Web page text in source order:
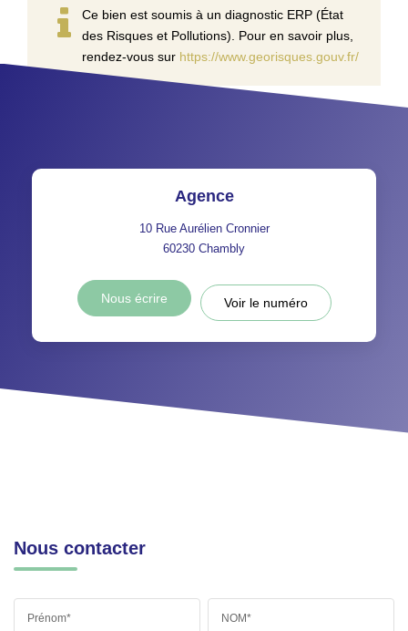
Ce bien est soumis à un diagnostic ERP (État
des Risques et Pollutions). Pour en savoir plus,
rendez-vous sur https://www.georisques.gouv.fr/
Agence
10 Rue Aurélien Cronnier
60230 Chambly
Nous écrire Voir le numéro
Nous contacter
Prénom* NOM*